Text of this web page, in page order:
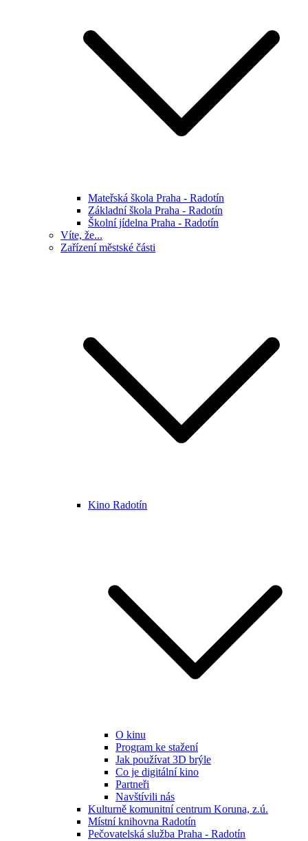
Mateřská škola Praha - Radotín
Základní škola Praha - Radotín
Školní jídelna Praha - Radotín
Víte, že...
Zařízení městské části
Kino Radotín
O kinu
Program ke stažení
Jak používat 3D brýle
Co je digitální kino
Partneři
Navštívili nás
Kulturně komunitní centrum Koruna, z.ú.
Místní knihovna Radotín
Pečovatelská služba Praha - Radotín